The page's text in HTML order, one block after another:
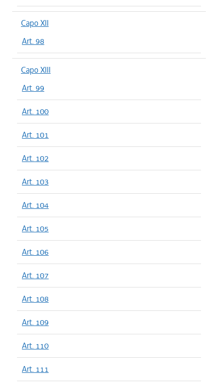
Capo XII
Art. 98
Capo XIII
Art. 99
Art. 100
Art. 101
Art. 102
Art. 103
Art. 104
Art. 105
Art. 106
Art. 107
Art. 108
Art. 109
Art. 110
Art. 111